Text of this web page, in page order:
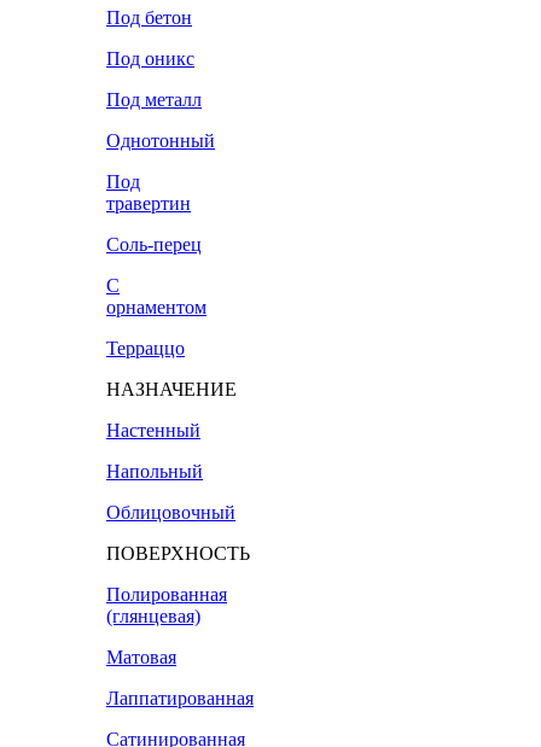
Под бетон
Под оникс
Под металл
Однотонный
Под
травертин
Соль-перец
С
орнаментом
Терраццо
НАЗНАЧЕНИЕ
Настенный
Напольный
Облицовочный
ПОВЕРХНОСТЬ
Полированная
(глянцевая)
Матовая
Лаппатированная
Сатинированная